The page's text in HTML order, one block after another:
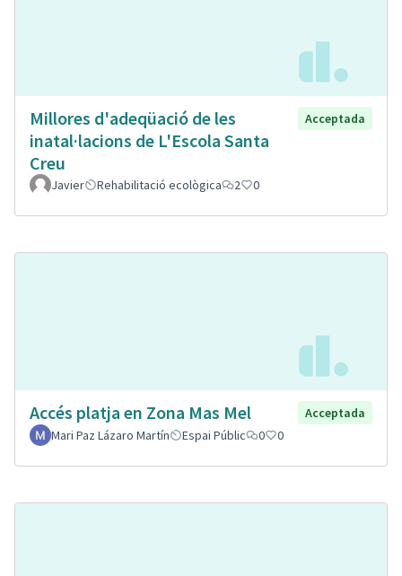
Millores d'adeqüació de les
inatal·lacions de L'Escola Santa
Creu
Acceptada
Javier Rehabilitació ecològica 2 0
Accés platja en Zona Mas Mel
Acceptada
Mari Paz Lázaro Martín
Espai Públic 0 0